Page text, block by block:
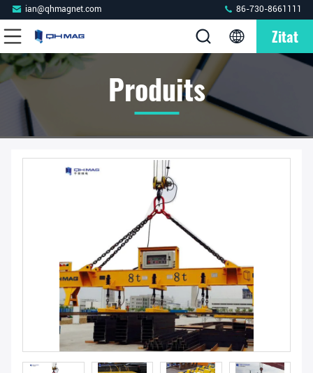
ian@qhmagnet.com 86-730-8661111
Zitat
Produits